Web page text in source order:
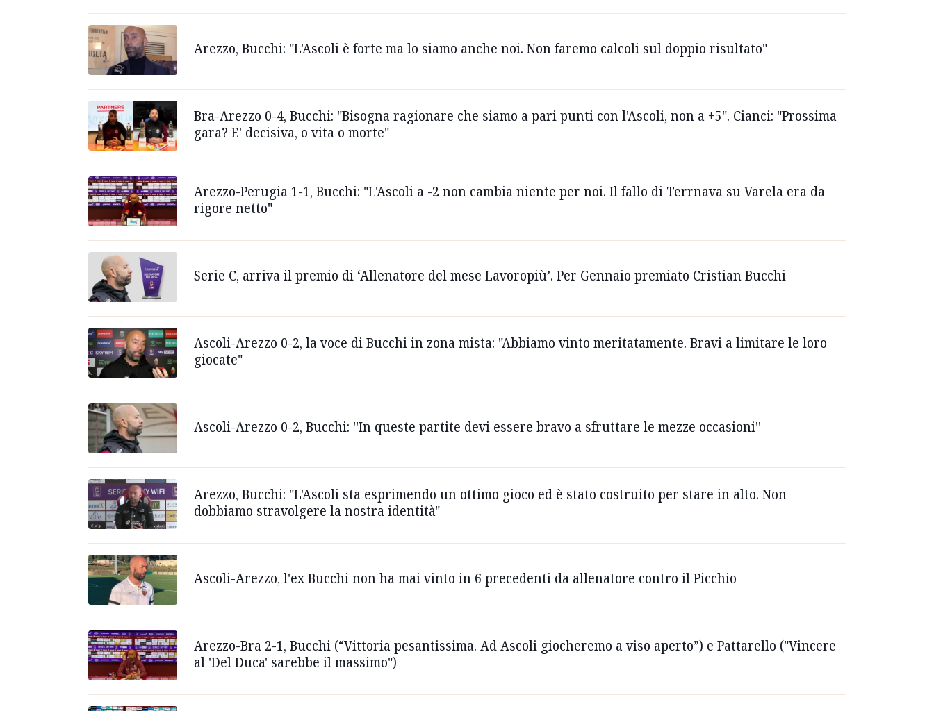
Arezzo, Bucchi: "L'Ascoli è forte ma lo siamo anche noi. Non faremo calcoli sul doppio risultato"
Bra-Arezzo 0-4, Bucchi: "Bisogna ragionare che siamo a pari punti con l'Ascoli, non a +5". Cianci: "Prossima
gara? E' decisiva, o vita o morte"
Arezzo-Perugia 1-1, Bucchi: "L'Ascoli a -2 non cambia niente per noi. Il fallo di Terrnava su Varela era da
rigore netto"
Serie C, arriva il premio di ‘Allenatore del mese Lavoropiù’. Per Gennaio premiato Cristian Bucchi
Ascoli-Arezzo 0-2, la voce di Bucchi in zona mista: "Abbiamo vinto meritatamente. Bravi a limitare le loro
giocate"
Ascoli-Arezzo 0-2, Bucchi: ''In queste partite devi essere bravo a sfruttare le mezze occasioni''
Arezzo, Bucchi: "L'Ascoli sta esprimendo un ottimo gioco ed è stato costruito per stare in alto. Non
dobbiamo stravolgere la nostra identità"
Ascoli-Arezzo, l'ex Bucchi non ha mai vinto in 6 precedenti da allenatore contro il Picchio
Arezzo-Bra 2-1, Bucchi (“Vittoria pesantissima. Ad Ascoli giocheremo a viso aperto”) e Pattarello ("Vincere
al 'Del Duca' sarebbe il massimo")